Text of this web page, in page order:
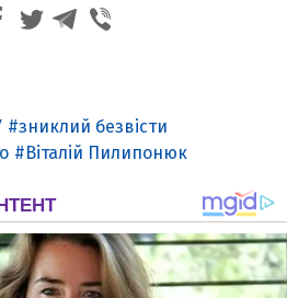
зниклий безвісти
Віталій Пилипонюк